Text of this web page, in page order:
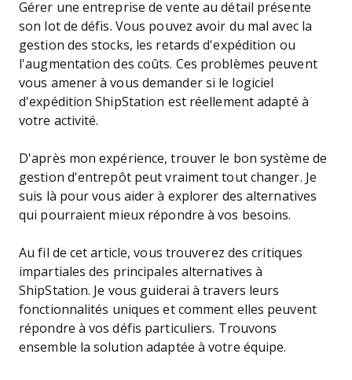
Gérer une entreprise de vente au détail présente
son lot de défis. Vous pouvez avoir du mal avec la
gestion des stocks, les retards d'expédition ou
l'augmentation des coûts. Ces problèmes peuvent
vous amener à vous demander si le logiciel
d'expédition ShipStation est réellement adapté à
votre activité.
D'après mon expérience, trouver le bon système de
gestion d'entrepôt peut vraiment tout changer. Je
suis là pour vous aider à explorer des alternatives
qui pourraient mieux répondre à vos besoins.
Au fil de cet article, vous trouverez des critiques
impartiales des principales alternatives à
ShipStation. Je vous guiderai à travers leurs
fonctionnalités uniques et comment elles peuvent
répondre à vos défis particuliers. Trouvons
ensemble la solution adaptée à votre équipe.